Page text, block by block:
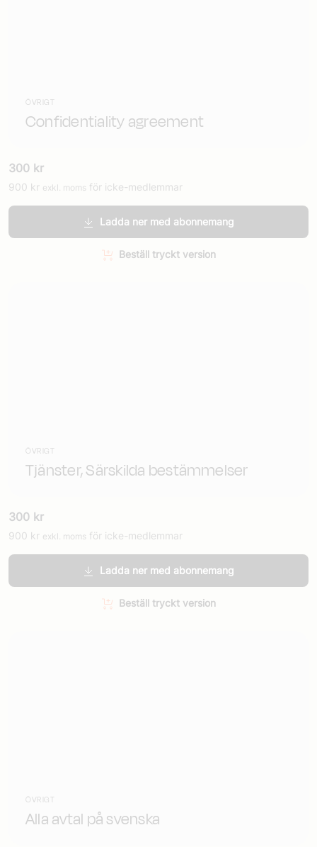
ÖVRIGT
Confidentiality agreement
300 kr
900 kr exkl. moms för icke-medlemmar
Ladda ner med abonnemang
Beställ tryckt version
ÖVRIGT
Tjänster, Särskilda bestämmelser
300 kr
900 kr exkl. moms för icke-medlemmar
Ladda ner med abonnemang
Beställ tryckt version
ÖVRIGT
Alla avtal på svenska